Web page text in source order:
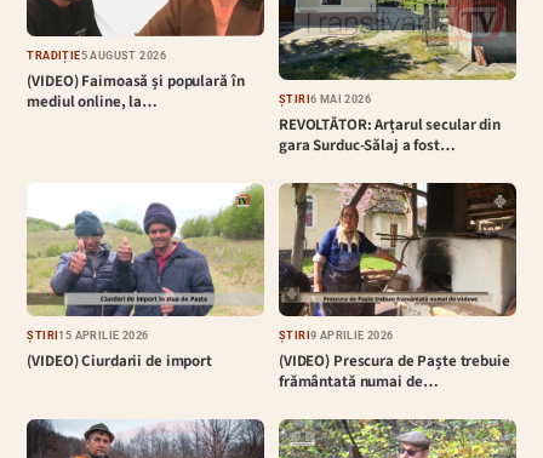
TRADIȚIE5 AUGUST 2026
(VIDEO) Faimoasă și populară în
mediul online, la…
ȘTIRI6 MAI 2026
REVOLTĂTOR: Arțarul secular din
gara Surduc-Sălaj a fost…
ȘTIRI15 APRILIE 2026
(VIDEO) Ciurdarii de import
ȘTIRI9 APRILIE 2026
(VIDEO) Prescura de Paște trebuie
frământată numai de…